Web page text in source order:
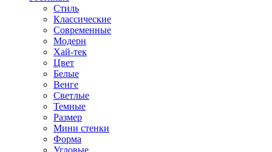
Стиль
Классические
Современные
Модерн
Хай-тек
Цвет
Белые
Венге
Светлые
Темные
Размер
Мини стенки
Форма
Угловые